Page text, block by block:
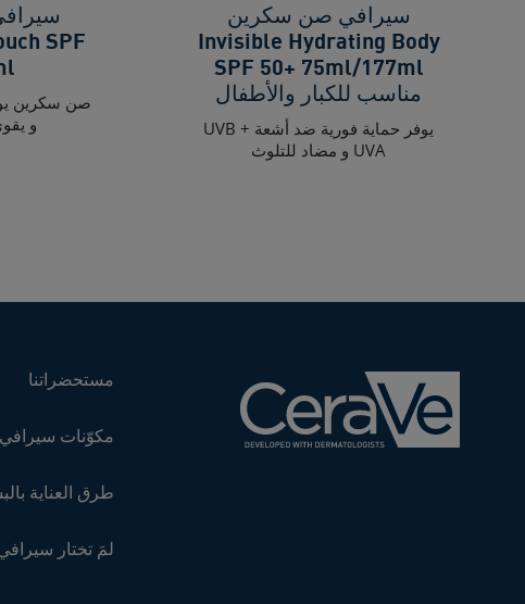
سيرافي صن سكرين
Invisible Hydrating Body
SPF 50+ 75ml/177ml
مناسب للكبار والأطفال
يوفر حماية فورية ضد أشعة UVB +
UVA و مضاد للتلوث
SPF
صن سكرين
و
مستحضراتنا
مكوّنات سيرافي
طرق العناية
لمَ تختار